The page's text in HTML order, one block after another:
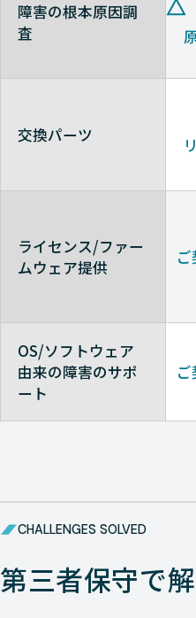
障害の根本原因調
査
交換パーツ
ライセンス/ファー
ムウェア提供
OS/ソフトウェア
由来の障害のサポ
ート
CHALLENGES SOLVED
第三者保守で